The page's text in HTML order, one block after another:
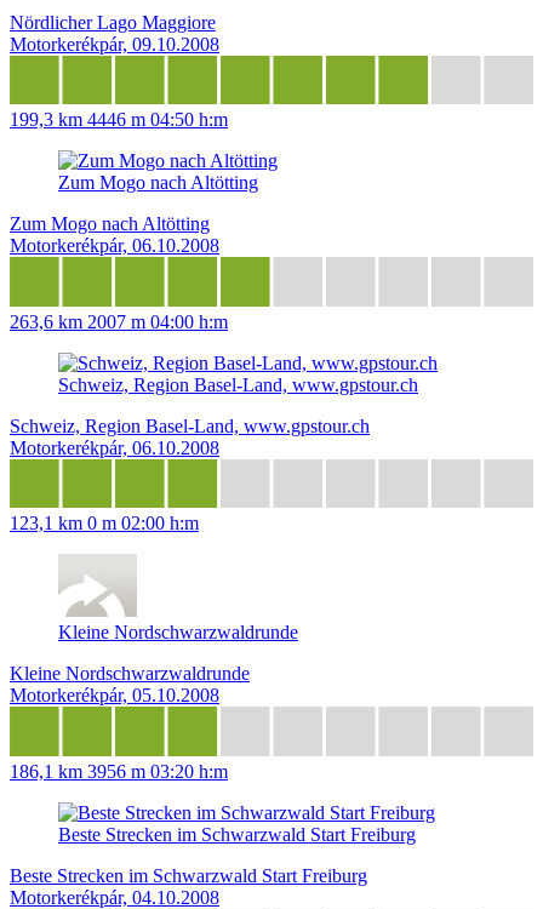
Nördlicher Lago Maggiore
Motorkerékpár, 09.10.2008
199,3 km 4446 m 04:50 h:m
Zum Mogo nach Altötting
Zum Mogo nach Altötting
Motorkerékpár, 06.10.2008
263,6 km 2007 m 04:00 h:m
Schweiz, Region Basel-Land, www.gpstour.ch
Schweiz, Region Basel-Land, www.gpstour.ch
Motorkerékpár, 06.10.2008
123,1 km 0 m 02:00 h:m
Kleine Nordschwarzwaldrunde
Kleine Nordschwarzwaldrunde
Motorkerékpár, 05.10.2008
186,1 km 3956 m 03:20 h:m
Beste Strecken im Schwarzwald Start Freiburg
Beste Strecken im Schwarzwald Start Freiburg
Motorkerékpár, 04.10.2008